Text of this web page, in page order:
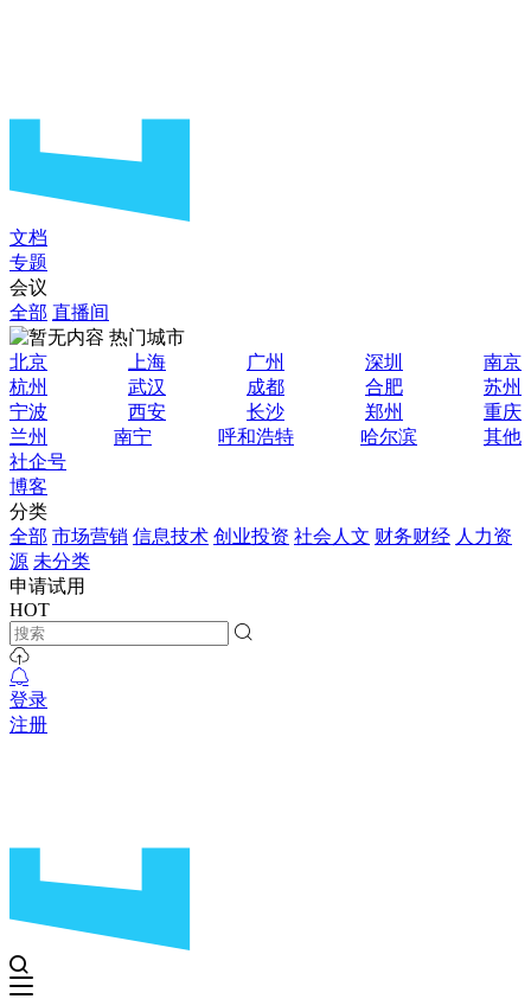
文档
专题
会议
全部 直播间
热门城市
北京
上海 广州 深圳
南京
杭州
武汉 成都 合肥
苏州
宁波
西安 长沙 郑州
重庆
兰州
南宁 呼和浩特 哈尔滨
其他
社企号
博客
分类
全部 市场营销 信息技术 创业投资 社会人文 财务财经 人力资
源 未分类
申请试用
HOT
登录
注册